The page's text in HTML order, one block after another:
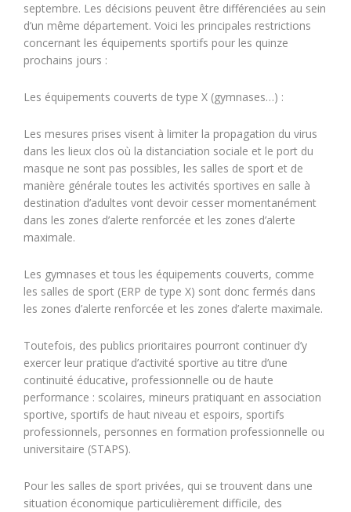
septembre. Les décisions peuvent être différenciées au sein
d’un même département. Voici les principales restrictions
concernant les équipements sportifs pour les quinze
prochains jours :
Les équipements couverts de type X (gymnases…) :
Les mesures prises visent à limiter la propagation du virus
dans les lieux clos où la distanciation sociale et le port du
masque ne sont pas possibles, les salles de sport et de
manière générale toutes les activités sportives en salle à
destination d’adultes vont devoir cesser momentanément
dans les zones d’alerte renforcée et les zones d’alerte
maximale.
Les gymnases et tous les équipements couverts, comme
les salles de sport (ERP de type X) sont donc fermés dans
les zones d’alerte renforcée et les zones d’alerte maximale.
Toutefois, des publics prioritaires pourront continuer d’y
exercer leur pratique d’activité sportive au titre d’une
continuité éducative, professionnelle ou de haute
performance : scolaires, mineurs pratiquant en association
sportive, sportifs de haut niveau et espoirs, sportifs
professionnels, personnes en formation professionnelle ou
universitaire (STAPS).
Pour les salles de sport privées, qui se trouvent dans une
situation économique particulièrement difficile, des